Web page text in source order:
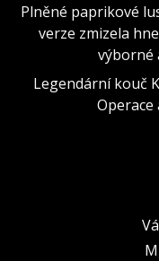
Plněné paprikové
verze zmizela
výborné
Legendární kouč